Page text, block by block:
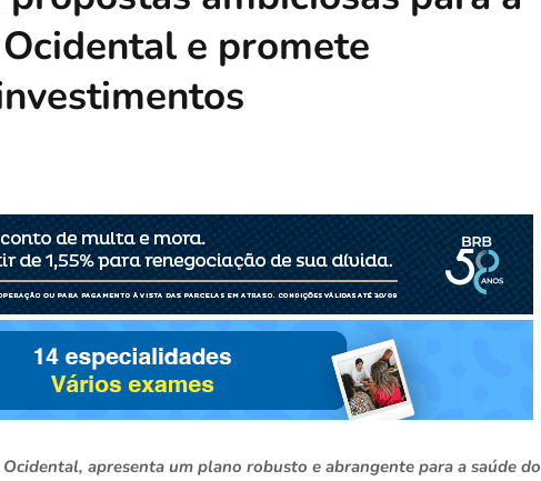
e promete
apresenta um plano robusto e abrangente para a saúde do